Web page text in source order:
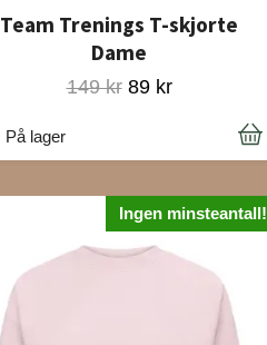
Team Trenings T-skjorte
Dame
149 kr 89 kr
På lager
Ingen minsteantall!